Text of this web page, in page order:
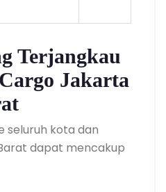
Terjangkau
Jakarta
seluruh kota dan
dapat mencakup